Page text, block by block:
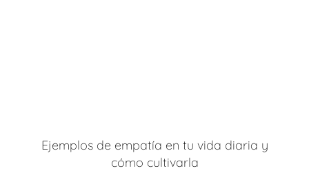
Ejemplos de empatía en tu vida diaria y
cómo cultivarla